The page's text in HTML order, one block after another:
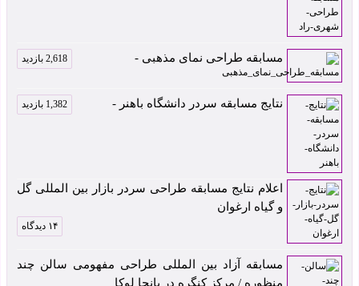
مسابقه طراحی نمای مذهبی - 2,618 بازدید
نتایج مسابقه سردر دانشگاه باهنر - 1,382 بازدید
اعلام نتایج مسابقه طراحی سردر بازار بین المللی گل
و گیاه ارغوان
۱۴ دیدگاه
مسابقه آزاد بین المللی طراحی مفهومی سالن چند
منظوره / مرکز کنگره در بانجا لوکا